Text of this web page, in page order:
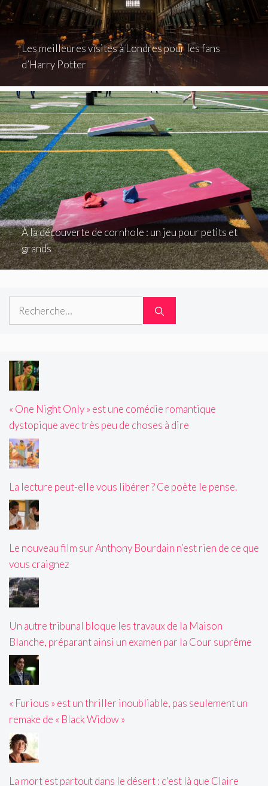
Les meilleures visites à Londres pour les fans
d’Harry Potter
À la découverte de cornhole : un jeu pour petits et
grands
Rechercher :
« One Night Only » est une comédie romantique
dystopique avec très peu de choses à dire
La lecture peut-elle vous libérer ? Ce poète le pense.
Le nouveau film sur Anthony Bourdain n’est rien de ce que
vous craignez
Un autre tribunal bloque les travaux de la Maison
Blanche, préparant ainsi un examen par la Cour suprême
« Furious » est un thriller inoubliable, pas seulement un
remake de « Black Widow »
La mort est partout dans le désert : c'est là que Claire